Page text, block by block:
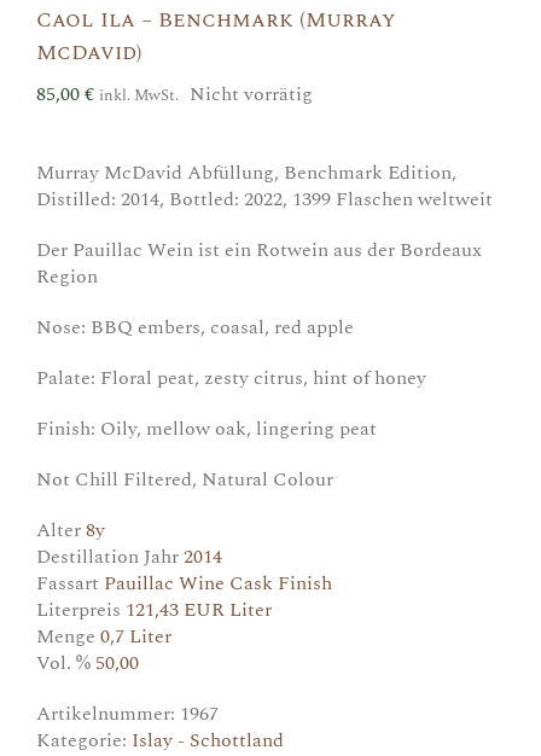
Caol Ila – Benchmark (Murray
McDavid)
85,00€ inkl. MwSt. Nicht vorrätig
Murray McDavid Abfüllung, Benchmark Edition,
Distilled: 2014, Bottled: 2022, 1399 Flaschen weltweit
Der Pauillac Wein ist ein Rotwein aus der Bordeaux
Region
Nose: BBQ embers, coasal, red apple
Palate: Floral peat, zesty citrus, hint of honey
Finish: Oily, mellow oak, lingering peat
Not Chill Filtered, Natural Colour
Alter8y
Destillation Jahr2014
Fassart Pauillac Wine Cask Finish
Literpreis 121,43 EUR Liter
Menge 0,7 Liter
Vol. % 50,00
Artikelnummer: 1967
Kategorie: Islay - Schottland